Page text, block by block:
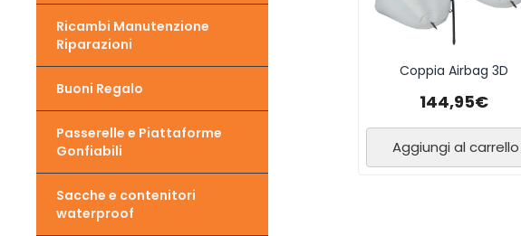
Coppia Airbag 3D
144,95€
Aggiungi al carrello
Ricambi Manutenzione
Riparazioni
Buoni Regalo
Passerelle e Piattaforme
Gonfiabili
Sacche e contenitori
waterproof